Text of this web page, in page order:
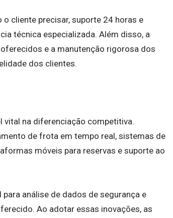
cliente precisar, suporte 24 horas e
técnica especializada. Além disso, a
e a manutenção rigorosa dos
dos clientes.
vital na diferenciação competitiva.
de frota em tempo real, sistemas de
móveis para reservas e suporte ao
análise de dados de segurança e
Ao adotar essas inovações, as